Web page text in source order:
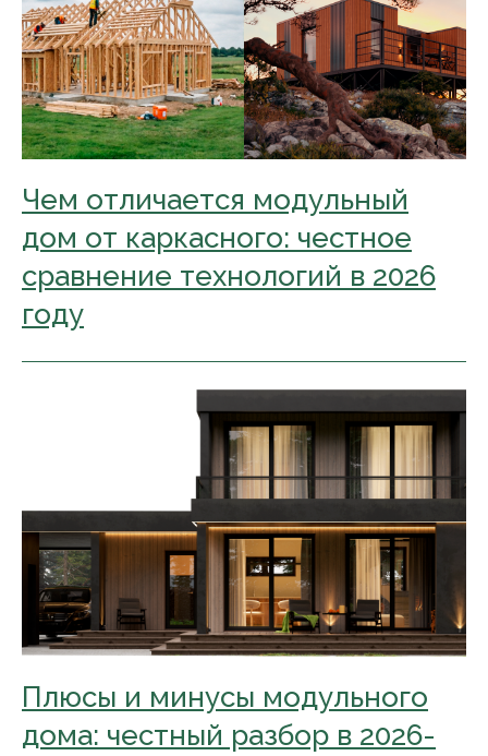
Чем отличается модульный
дом от каркасного: честное
сравнение технологий в 2026
году
Плюсы и минусы модульного
дома: честный разбор в 2026-